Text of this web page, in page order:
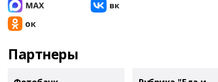
Партнеры